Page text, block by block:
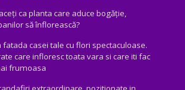
ca planta care aduce bogăţie,
să înflorească?
fatada casei tale cu flori spectaculoase.
care infloresc toata vara si care iti fac
frumoasa